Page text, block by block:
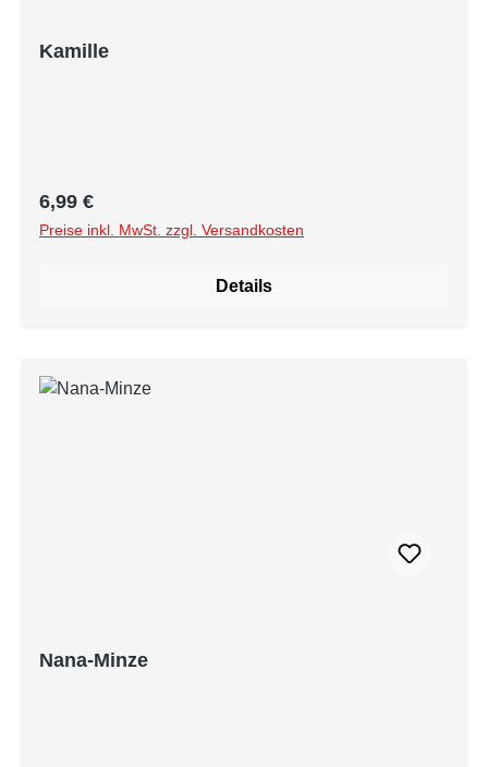
Kamille
Regulärer Preis:
6,99 €
Preise inkl. MwSt. zzgl. Versandkosten
Details
Nana-Minze